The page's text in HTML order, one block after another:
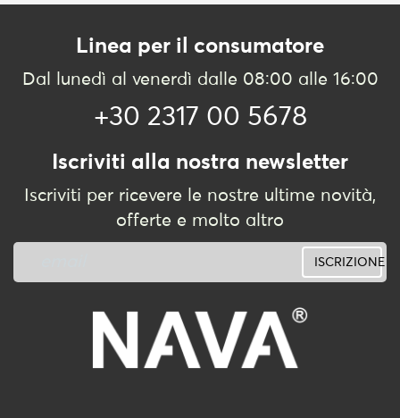
Linea per il consumatore
Dal lunedì al venerdì dalle 08:00 alle 16:00
+30 2317 00 5678
Iscriviti alla nostra newsletter
Iscriviti per ricevere le nostre ultime novità,
offerte e molto altro
ISCRIZIONE